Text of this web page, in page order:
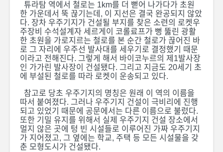
튜라탐 역에서 철로는 1km를 더 뻗어 나가다가 초원
한 가운데서 뚝 끊기는데, 이 지선은 결국 완공되지 않았
다. 장차 우주기지가 건설될 부지를 찾은 소련의 로켓우
주장비 수석설계자 세르게이 코롤료프가 뻥 뚫린 광활
한 초원을 가로지르는 철로를 본 순간 철로가 끊어진 바
로 그 자리에 우주선 발사대를 세우기로 결정했기 때문
이라고 전해진다. 그렇게 해서 바이코누르의 제1발사장
인 가가린 발사장이 건설됐다. 그리고 지금도 20세기 초
에 부설된 철로를 따라 로켓이 운송되고 있다.
참고로 당초 우주기지의 명칭은 원래 이 역의 이름을
따서 붙여졌다. 그러나 우주기지 건설이 극비리에 진행
되고 있었기 때문에 공문에서는 다른 이름으로 불렀다.
또한 기밀 유지를 위해서 실제 우주기지 건설 장소에서
멀지 않은 곳에 텅 빈 시설들로 이루어진 가짜 우주기지
가 지어졌고, 그 옆에는 학교, 주택 등 모든 시설물을 갖
춘 모형도시가 건설됐다.
카자흐스탄 첫 대규모
알마티 하늘에 불 구
름
[현장 르
이하나된